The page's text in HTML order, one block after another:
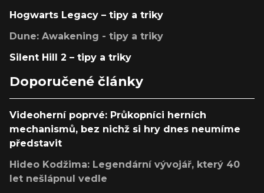
Hogwarts Legacy – tipy a triky
Dune: Awakening - tipy a triky
Silent Hill 2 – tipy a triky
Doporučené články
Videoherní poprvé: Průkopníci herních
mechanismů, bez nichž si hry dnes neumíme
představit
Hideo Kodžima: Legendární vývojář, který 40
let nešlápnul vedle